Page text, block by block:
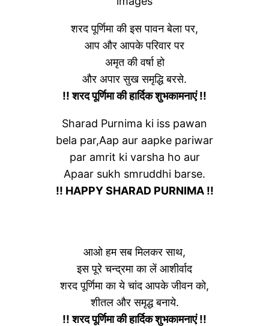
शरद पूर्णिमा की इस पावन बेला पर,
आप और आपके परिवार पर
अमृत की वर्षा हो
और अपार सुख समृद्धि बरसे.
!! शरद पूर्णिमा की हार्दिक शुभकामनाएं !!
Sharad Purnima ki iss pawan
bela par,Aap aur aapke pariwar
par amrit ki varsha ho aur
Apaar sukh smruddhi barse.
!! HAPPY SHARAD PURNIMA !!
आओ हम सब मिलकर साथ,
इस पूरे चन्द्रमा का लें आशीर्वाद
शरद पूर्णिमा का ये चांद आपके जीवन को,
शीतल और समृद्ध बनाये.
!! शरद पूर्णिमा की हार्दिक शुभकामनाएं !!